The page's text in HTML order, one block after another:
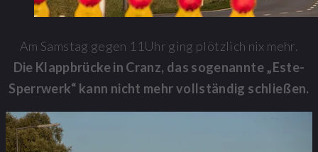
Am Samstag gegen 11Uhr ging plötzlich nix mehr.
Die Klappbrücke in Cranz, das sogenannte „Este-
Sperrwerk“ kann nicht mehr vollständig schließen.